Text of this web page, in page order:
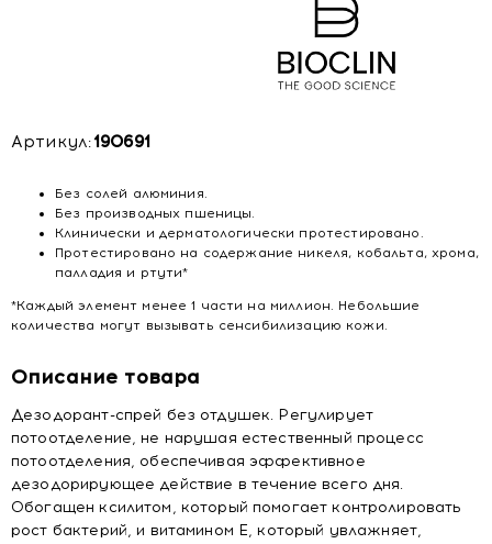
Артикул:190691
Без солей алюминия.
Без производных пшеницы.
Клинически и дерматологически протестировано.
Протестировано на содержание никеля, кобальта, хрома,
палладия и ртути*
*Каждый элемент менее 1 части на миллион. Небольшие
количества могут вызывать сенсибилизацию кожи.
Описание товара
Дезодорант-спрей без отдушек. Регулирует
потоотделение, не нарушая естественный процесс
потоотделения, обеспечивая эффективное
дезодорирующее действие в течение всего дня.
Обогащен ксилитом, который помогает контролировать
рост бактерий, и витамином Е, который увлажняет,